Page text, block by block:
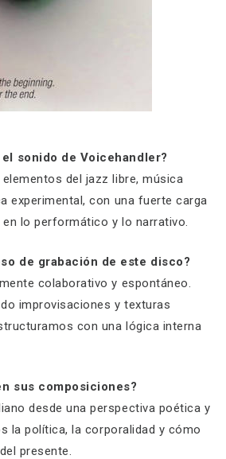
sonido de Voicehandler?
del jazz libre, música
experimental, con una fuerte carga
lo performático y lo narrativo.
de grabación de este disco?
colaborativo y espontáneo.
improvisaciones y texturas
con una lógica interna
sus composiciones?
desde una perspectiva poética y
la política, la corporalidad y cómo
presente.